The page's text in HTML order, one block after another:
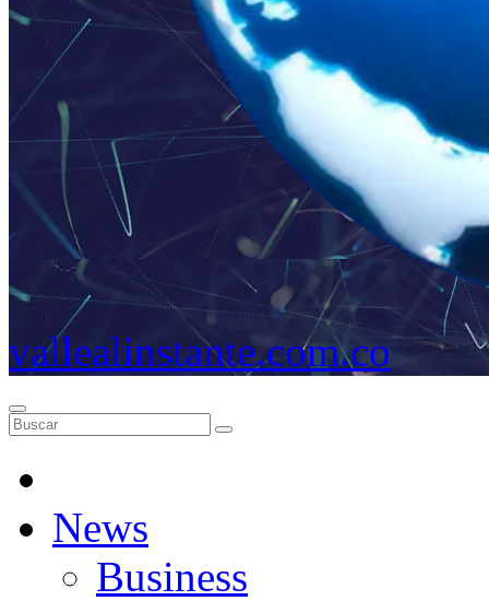
vallealinstante.com.co
News
Business